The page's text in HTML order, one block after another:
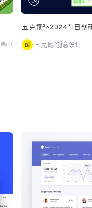
0
五克氮²×2024节日创
五克氮²创意设计